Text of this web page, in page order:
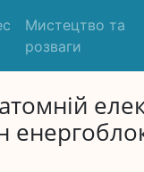
Мистецтво та
розваги